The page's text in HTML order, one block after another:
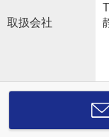
取扱会社